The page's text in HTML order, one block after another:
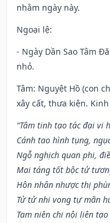
nhằm ngày này.
Ngoại lệ:
- Ngày Dần Sao Tâm
nhỏ.
Tâm: Nguyệt Hồ (con
xây cất, thưa kiện.
“Tâm tinh tạo tác đại vi
Cánh tao hình tụng,
Ngỗ nghịch quan phi,
Mai táng tốt bộc tử
Hôn nhân nhược thị
Tử tử nhi vong tự mãn
Tam niên chi nội liên tạo